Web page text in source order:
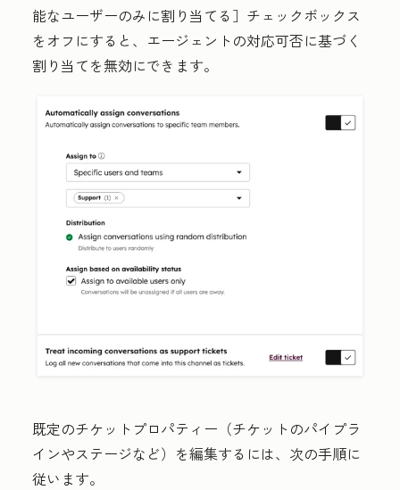
能なユーザーのみに割り当てる］ チェックボックス
をオフにすると、エージェントの対応可否に基づく
割り当てを無効にできます。
既定のチケットプロパティー（チケットのパイプラ
インやステージなど）を編集するには、次の手順に
従います。